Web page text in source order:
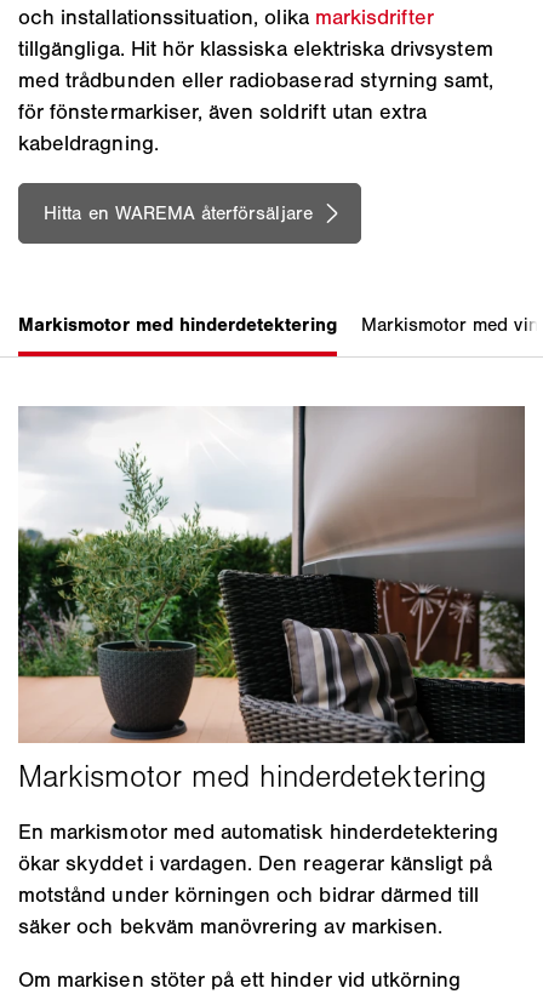
och installationssituation, olika markisdrifter
tillgängliga. Hit hör klassiska elektriska drivsystem
med trådbunden eller radiobaserad styrning samt,
för fönstermarkiser, även soldrift utan extra
kabeldragning.
En markismotor med automatisk hinderdetektering
ökar skyddet i vardagen. Den reagerar känsligt på
motstånd under körningen och bidrar därmed till
säker och bekväm manövrering av markisen.
Om markisen stöter på ett hinder vid utkörning